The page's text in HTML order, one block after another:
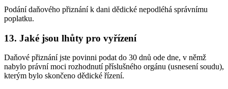
Podání daňového přiznání k dani dědické nepodléhá správnímu
poplatku.
13. Jaké jsou lhůty pro vyřízení
Daňové přiznání jste povinni podat do 30 dnů ode dne, v němž
nabylo právní moci rozhodnutí příslušného orgánu (usnesení soudu),
kterým bylo skončeno dědické řízení.